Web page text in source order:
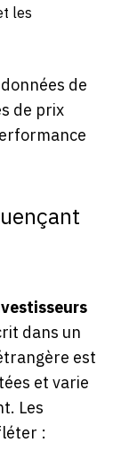
les
de
de prix
dans un
est
et varie
Les
: